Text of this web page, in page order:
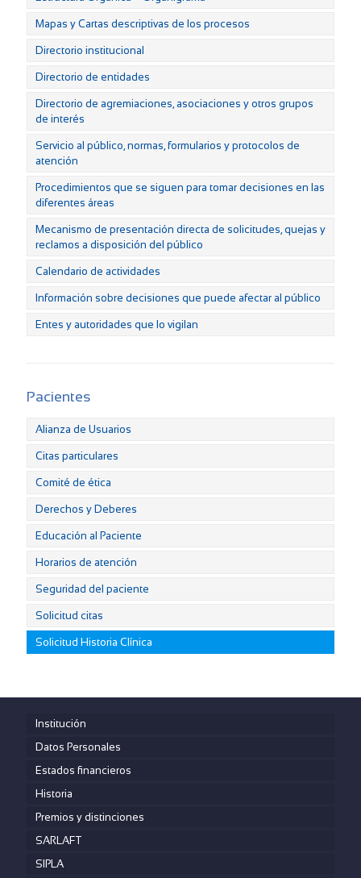
Mapas y Cartas descriptivas de los procesos
Directorio institucional
Directorio de entidades
Directorio de agremiaciones, asociaciones y otros grupos
de interés
Servicio al público, normas, formularios y protocolos de
atención
Procedimientos que se siguen para tomar decisiones en las
diferentes áreas
Mecanismo de presentación directa de solicitudes, quejas y
reclamos a disposición del público
Calendario de actividades
Información sobre decisiones que puede afectar al público
Entes y autoridades que lo vigilan
Pacientes
Alianza de Usuarios
Citas particulares
Comité de ética
Derechos y Deberes
Educación al Paciente
Horarios de atención
Seguridad del paciente
Solicitud citas
Solicitud Historia Clínica
Institución
Datos Personales
Estados financieros
Historia
Premios y distinciones
SARLAFT
SIPLA